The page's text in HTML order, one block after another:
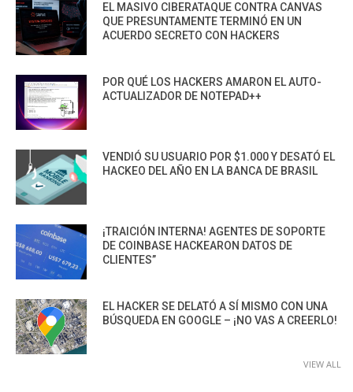
EL MASIVO CIBERATAQUE CONTRA CANVAS
QUE PRESUNTAMENTE TERMINÓ EN UN
ACUERDO SECRETO CON HACKERS
POR QUÉ LOS HACKERS AMARON EL AUTO-
ACTUALIZADOR DE NOTEPAD++
VENDIÓ SU USUARIO POR $1.000 Y DESATÓ EL
HACKEO DEL AÑO EN LA BANCA DE BRASIL
¡TRAICIÓN INTERNA! AGENTES DE SOPORTE
DE COINBASE HACKEARON DATOS DE
CLIENTES”
EL HACKER SE DELATÓ A SÍ MISMO CON UNA
BÚSQUEDA EN GOOGLE – ¡NO VAS A CREERLO!
VIEW ALL